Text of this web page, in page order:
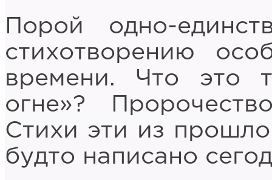
Порой одно-
стихотворению
времени. Что это
огне»?
Стихи эти из
будто написано